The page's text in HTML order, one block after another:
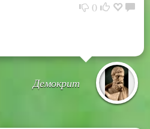
0
Демокрит